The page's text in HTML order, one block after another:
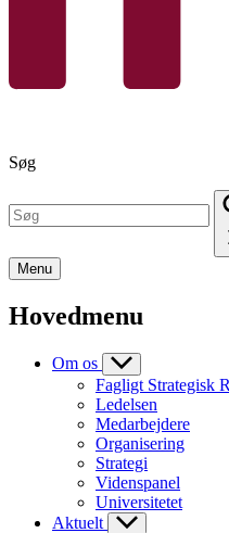
Søg
Menu
Hovedmenu
Om os
Fagligt Strategisk
Ledelsen
Medarbejdere
Organisering
Strategi
Videnspanel
Universitetet
Aktuelt